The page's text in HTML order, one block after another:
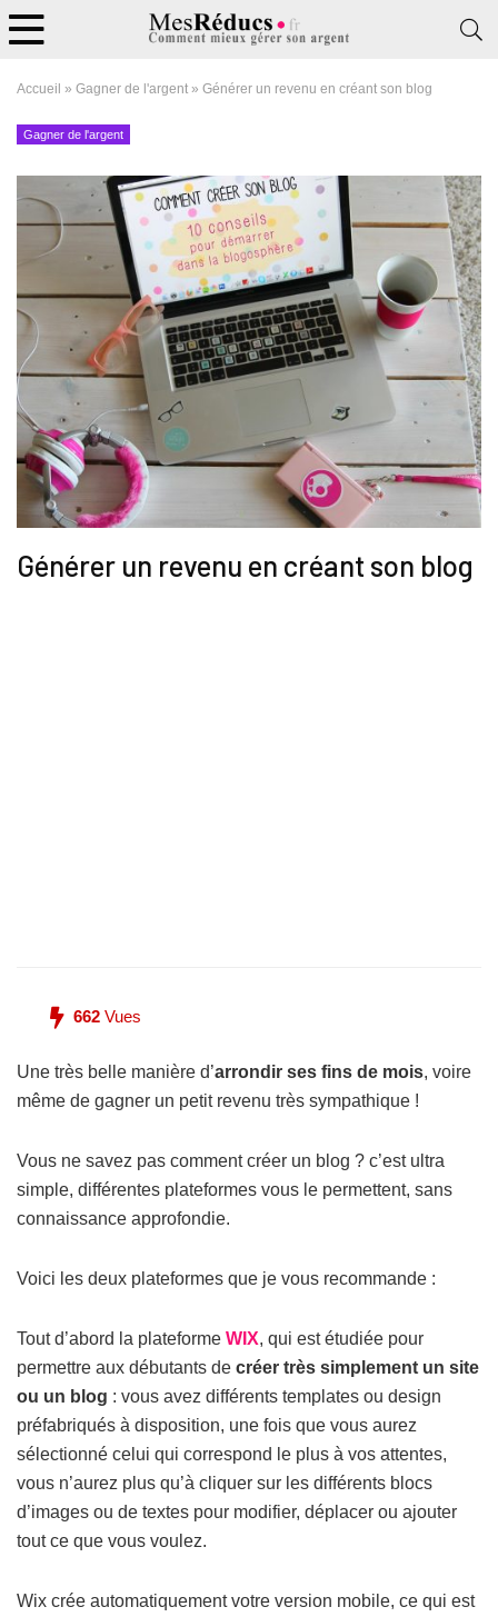
Accueil » Gagner de l'argent » Générer un revenu en créant son blog
Gagner de l'argent
Générer un revenu en créant son blog
662 Vues
Une très belle manière d’arrondir ses fins de mois, voire
même de gagner un petit revenu très sympathique !
Vous ne savez pas comment créer un blog ? c’est ultra
simple, différentes plateformes vous le permettent, sans
connaissance approfondie.
Voici les deux plateformes que je vous recommande :
Tout d’abord la plateforme WIX, qui est étudiée pour
permettre aux débutants de créer très simplement un site
ou un blog : vous avez différents templates ou design
préfabriqués à disposition, une fois que vous aurez
sélectionné celui qui correspond le plus à vos attentes,
vous n’aurez plus qu’à cliquer sur les différents blocs
d’images ou de textes pour modifier, déplacer ou ajouter
tout ce que vous voulez.
Wix crée automatiquement votre version mobile, ce qui est